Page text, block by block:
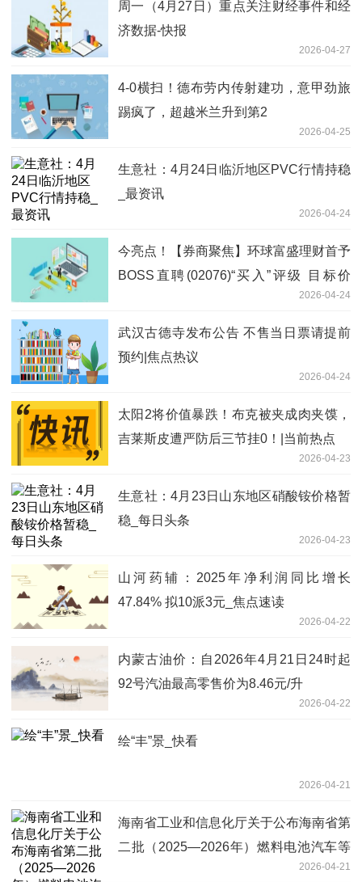
周一（4月27日）重点关注财经事件和经
济数据-快报
2026-04-27
4-0横扫！德布劳内传射建功，意甲劲旅
踢疯了，超越米兰升到第2
2026-04-25
生意社：4月24日临沂地区PVC行情持稳
_最资讯
2026-04-24
今亮点！【券商聚焦】环球富盛理财首予
BOSS直聘(02076)“买入”评级 目标价
2026-04-24
武汉古德寺发布公告 不售当日票请提前
预约|焦点热议
2026-04-24
太阳2将价值暴跌！布克被夹成肉夹馍，
吉莱斯皮遭严防后三节挂0！|当前热点
2026-04-23
生意社：4月23日山东地区硝酸铵价格暂
稳_每日头条
2026-04-23
山河药辅：2025年净利润同比增长
47.84% 拟10派3元_焦点速读
2026-04-22
内蒙古油价：自2026年4月21日24时起
92号汽油最高零售价为8.46元/升
2026-04-22
绘“丰”景_快看
2026-04-21
海南省工业和信息化厅关于公布海南省第
二批（2025—2026年）燃料电池汽车等
2026-04-21